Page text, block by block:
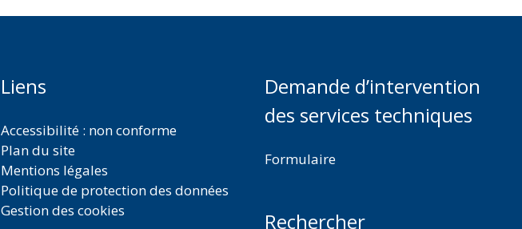
Liens
Accessibilité : non conforme
Plan du site
Mentions légales
Politique de protection des données
Gestion des cookies
Demande d’intervention
des services techniques
Formulaire
Rechercher